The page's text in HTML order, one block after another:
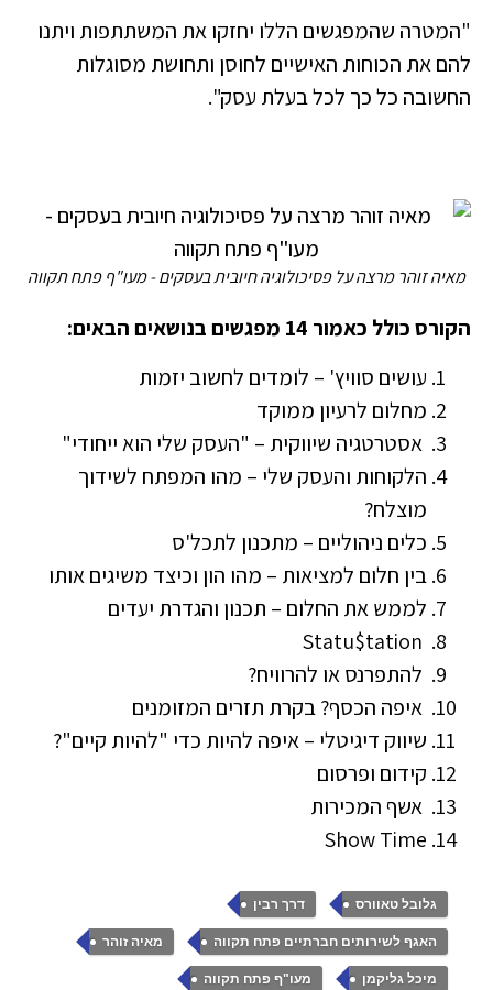
"המטרה שהמפגשים הללו יחזקו את המשתתפות ויתנו
להם את הכוחות האישיים לחוסן ותחושת מסוגלות
החשובה כל כך לכל בעלת עסק".
מאיה זוהר מרצה על פסיכולוגיה חיובית בעסקים - מעו"ף פתח תקווה
הקורס כולל כאמור 14 מפגשים בנושאים הבאים:
עושים סוויץ' – לומדים לחשוב יזמות
מחלום לרעיון ממוקד
אסטרטגיה שיווקית – "העסק שלי הוא ייחודי"
הלקוחות והעסק שלי – מהו המפתח לשידוך
מוצלח?
כלים ניהוליים – מתכנון לתכל'ס
בין חלום למציאות – מהו הון וכיצד משיגים אותו
לממש את החלום – תכנון והגדרת יעדים
להתפרנס או להרוויח?
איפה הכסף? בקרת תזרים המזומנים
שיווק דיגיטלי – איפה להיות כדי "להיות קיים"?
קידום ופרסום
אשף המכירות
Show Time
גלובל טאוורס , דרך רבין ,
האגף לשירותים חברתיים פתח תקווה , מאיה זוהר ,
מיכל גליקמן , מעו"ף פתח תקווה ,